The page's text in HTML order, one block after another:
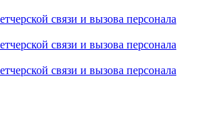
связи и вызова персонала
связи и вызова персонала
связи и вызова персонала